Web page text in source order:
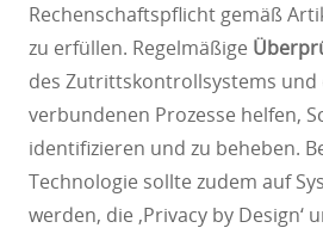
Rechenschaftspflicht gemäß
zu erfüllen. Regelmäßige
des Zutrittskontrollsystems
verbundenen Prozesse helfen,
identifizieren und zu beheben.
Technologie sollte zudem auf
werden, die ‚Privacy by Design‘